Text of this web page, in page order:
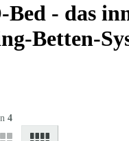
Bed - das
Betten-
4